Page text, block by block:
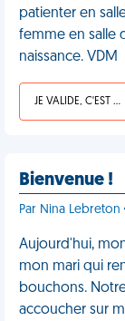
patienter en
femme en salle
naissance. VDM
JE VALIDE, C'EST UNE VDM
Bienvenue !
Par Nina Lebreton
Aujourd'hui,
mon mari qui
bouchons.
accoucher sur